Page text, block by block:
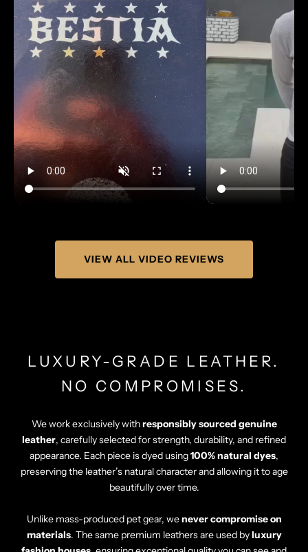
VIEW ALL VIDEO REVIEWS
LUXURY-GRADE LEATHER.
NO COMPROMISES.
We work exclusively withresponsibly sourced genuine
leather, carefully selected for strength, durability, and refined
appearance. Each piece is dyed using100% natural dyes,
preserving the leather’s natural character and allowing it to age
beautifully over time.
Unlike mass-produced pet gear, wenever compromise on
materials. The same premium leathers are used byluxury